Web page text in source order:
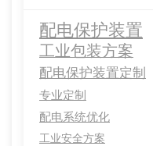
配电保护装置
工业包装方案
配电保护装置定制
专业定制
配电系统优化
工业安全方案